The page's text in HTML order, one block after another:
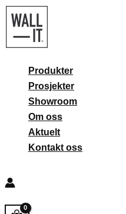
Hopp
rett
Produkter
Prosjekter
Showroom
Om oss
Aktuelt
Kontakt oss